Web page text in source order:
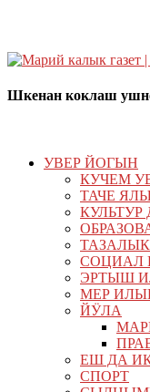
Шкенан коклаш
УВЕР ЙОГЫН
КУЧЕМ
ТАЧЕ
ТАЗАЛЫК
СОЦИАЛ
ЭРТЫШ
МЕР
ЙӰЛА
ЕШ ДА
СПОРТ